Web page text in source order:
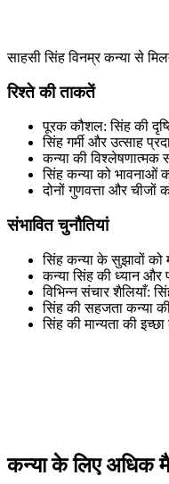
साहसी सिंह विनम्र कन्या से
रिश्ते की ताकतें
पूरक कौशल: सिंह की
सिंह गर्मी और उत्साह
कन्या की विश्लेषणात्मक
सिंह कन्या को भावनाओं
दोनों गुणवत्ता और चीजों
संभावित चुनौतियां
सिंह कन्या के सुझावों
कन्या सिंह की ध्यान
विभिन्न संचार शैलियाँ:
सिंह की सहजता कन्या
सिंह की मान्यता की
कन्या के लिए अधिक